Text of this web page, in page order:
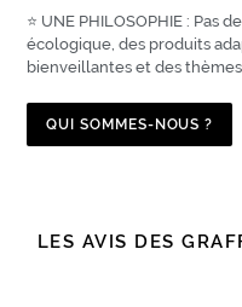
⭐ UNE PHILOSOPHIE :
écologique, des produits
bienveillantes et des thèmes
QUI SOMMES-NOUS ?
LES AVIS DES